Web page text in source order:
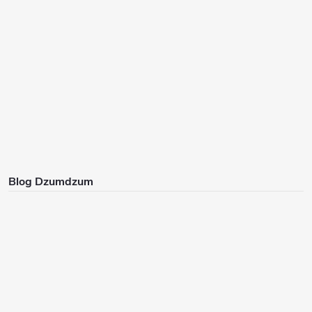
Blog Dzumdzum